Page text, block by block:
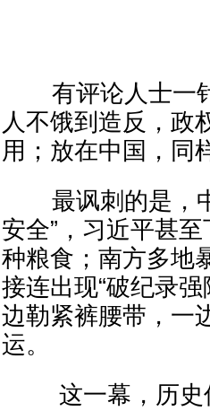
有评论人士一
人不饿到造反，政
用；放在中国，同
最讽刺的是，中
安全”，习近平甚
种粮食；南方多地
接连出现“破纪录
边勒紧裤腰带，一
运。
这一幕，历史